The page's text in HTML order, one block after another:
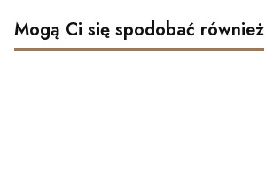
Mogą Ci się spodobać również